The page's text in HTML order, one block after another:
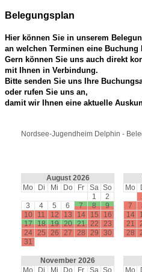
Belegungsplan
Hier können Sie in unserem
an welchen Terminen eine
Gern können Sie uns auch direkt
mit Ihnen in Verbindung.
Bitte senden Sie uns Ihre
oder rufen Sie uns an,
damit wir Ihnen eine aktuelle